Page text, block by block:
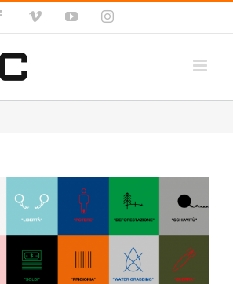
FacebookVimeo YouTubeInstagram